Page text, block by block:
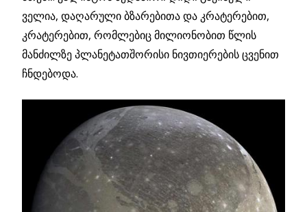
ველია, დაღარული ბზარებითა და კრატერებით,
კრატერებით, რომლებიც მილიონობით წლის
მანძილზე პლანეტათშორისი ნივთიერების ცვენით
ჩნდებოდა.